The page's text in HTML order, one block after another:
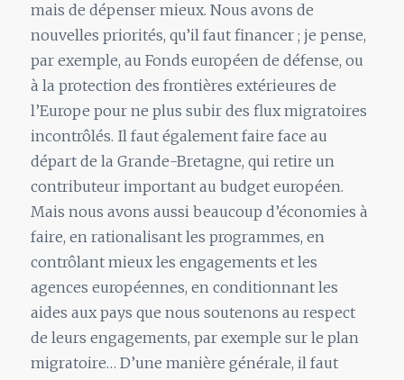
mais de dépenser mieux. Nous avons de
nouvelles priorités, qu’il faut financer ; je pense,
par exemple, au Fonds européen de défense, ou
à la protection des frontières extérieures de
l’Europe pour ne plus subir des flux migratoires
incontrôlés. Il faut également faire face au
départ de la Grande-Bretagne, qui retire un
contributeur important au budget européen.
Mais nous avons aussi beaucoup d’économies à
faire, en rationalisant les programmes, en
contrôlant mieux les engagements et les
agences européennes, en conditionnant les
aides aux pays que nous soutenons au respect
de leurs engagements, par exemple sur le plan
migratoire… D’une manière générale, il faut